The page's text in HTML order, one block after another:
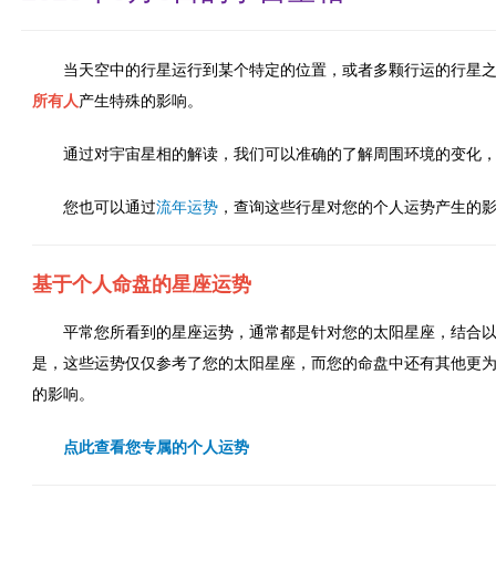
当天空中的行星运行到某个特定的位置，或者多颗行运的行星
所有人产生特殊的影响。
通过对宇宙星相的解读，我们可以准确的了解周围环境的变化
您也可以通过流年运势 ，查询这些行星对您的个人运势产生的
基于个人命盘的星座运势
平常您所看到的星座运势，通常都是针对您的太阳星座，结合
是，这些运势仅仅参考了您的太阳星座，而您的命盘中还有其他更
的影响。
点此查看您专属的个人运势